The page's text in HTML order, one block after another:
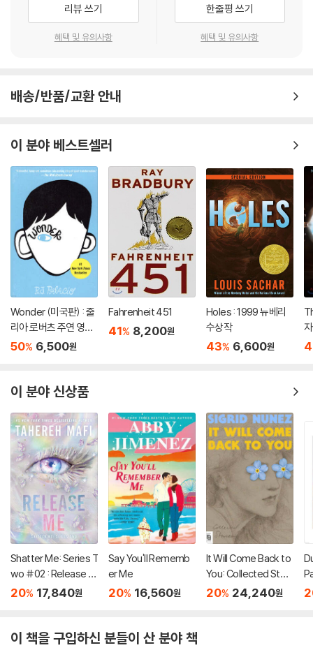
리뷰 쓰기
혜택 및 유의사항
한줄평 쓰기
혜택 및 유의사항
배송/반품/교환 안내
이 분야 베스트셀러
Wonder (미국판) : 줄
리아 로버츠 주연 영화
'원더' 원작 소설
50% 6,500원
Fahrenheit 451
41% 8,200원
Holes : 1999 뉴베리
수상작
43% 6,600원
자
이 분야 신상품
Shatter Me: Series T
wo #02 : Release M
e
20% 17,840원
Say You'll Rememb
er Me
20% 16,560원
It Will Come Back to
You: Collected Stori
es
20% 24,240원
이 책을 구입하신 분들이 산 분야 책